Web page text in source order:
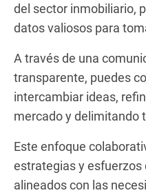
del sector inmobiliario,
datos valiosos para
A través de una
transparente, puedes
intercambiar ideas,
mercado y delimitando
Este enfoque
estrategias y
alineados con las